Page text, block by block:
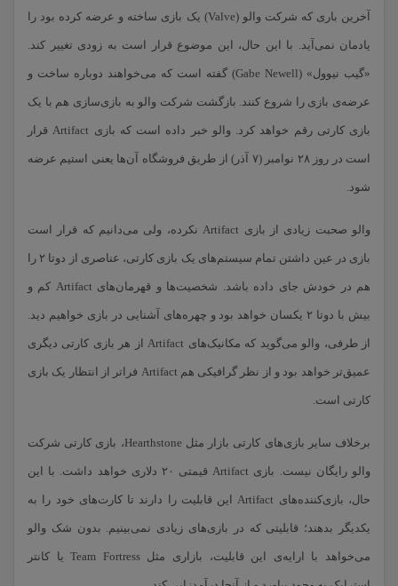
آخرین باری که شرکت والو (Valve) یک بازی ساخته و عرضه کرده بود را
یادمان نمی‌آید. با این حال، این موضوع قرار است به زودی تغییر کند.
«گیب نیوول» (Gabe Newell) گفته است که می‌خواهند دوباره ساخت و
عرضه‌ی بازی را شروع کنند. بازگشت شرکت والو به بازی‌سازی هم با یک
بازی کارتی رقم خواهد کرد. والو خبر داده است که بازی Artifact قرار
است در روز ۲۸ نوامبر (۷ آذر) از طریق فروشگاه آن‌ها یعنی استیم عرضه
شود.
والو صحبت زیادی از بازی Artifact نکرده، ولی می‌دانیم که قرار است
بازی در عین داشتن تمام سیستم‌های یک بازی کارتی، عناصری از دوتا ۲ را
هم در خودش جای داده باشد. شخصیت‌ها و قهرمان‌های Artifact کم و
بیش با دوتا ۲ یکسان خواهد بود و چهره‌های آشنایی در بازی خواهیم دید.
از طرفی، والو می‌گوید که مکانیک‌های Artifact از هر بازی کارتی دیگری
عمیق‌تر خواهد بود و از نظر گرافیکی هم Artifact فراتر از انتظار یک بازی
کارتی است.
برخلاف سایر بازی‌های کارتی بازار مثل Hearthstone، بازی کارتی شرکت
والو رایگان نیست. بازی Artifact قیمتی ۲۰ دلاری خواهد داشت. با این
حال، بازی‌کننده‌های Artifact این قابلیت را دارند تا کارت‌های خود را به
یکدیگر بدهند؛ قابلیتی که در بازی‌های زیادی نمی‌بینیم. بدون شک والو
می‌خواهد با ارایه‌ی این قابلیت، بازاری مثل Team Fortress یا کانتر